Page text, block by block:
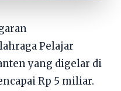
Pelajar
yang digelar di
Rp 5 miliar.